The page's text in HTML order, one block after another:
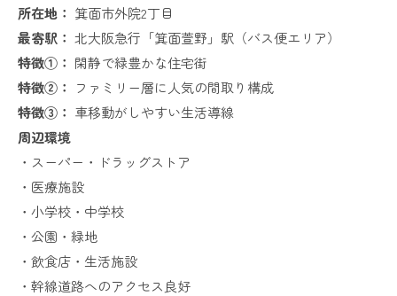
所在地： 箕面市外院2丁目
最寄駅： 北大阪急行「箕面萱野」駅（バス便エリア）
特徴①： 閑静で緑豊かな住宅街
特徴②：
ファミリー層に人気の間取り構成
特徴③： 車移動がしやすい生活導線
周辺環境
・スーパー・ドラッグストア
・医療施設
・小学校・中学校
・公園・緑地
・飲食店・生活施設
・幹線道路へのアクセス良好